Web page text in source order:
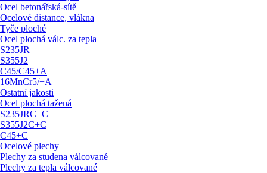
Ocel betonářská-sítě
Ocelové distance, vlákna
Tyče ploché
Ocel plochá válc. za tepla
S235JR
S355J2
C45/C45+A
16MnCr5/+A
Ostatní jakosti
Ocel plochá tažená
S235JRC+C
S355J2C+C
C45+C
Ocelové plechy
Plechy za studena válcované
Plechy za tepla válcované